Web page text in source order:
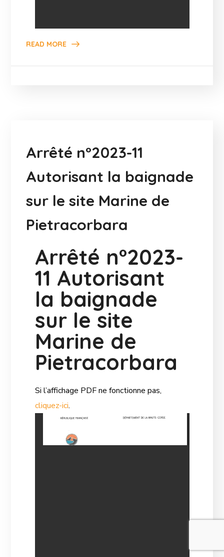
READ MORE
Arrêté n°2023-11
Autorisant la baignade
sur le site Marine de
Pietracorbara
Arrêté n°2023-
11 Autorisant
la baignade
sur le site
Marine de
Pietracorbara
Si l’affichage PDF ne fonctionne pas,
cliquez-ici.